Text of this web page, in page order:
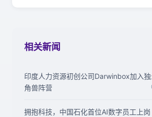
相关新闻
印度人力资源初创公司Darwinbox加入独
角兽阵营
拥抱科技，中国石化首位AI数字员工上岗